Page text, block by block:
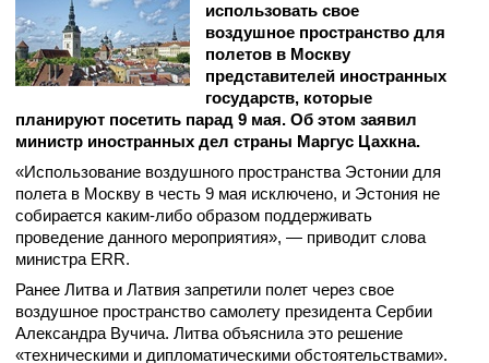
использовать свое
воздушное пространство для
полетов в Москву
представителей иностранных
государств, которые
планируют посетить парад 9 мая. Об этом заявил
министр иностранных дел страны Маргус Цахкна.
«Использование воздушного пространства Эстонии для
полета в Москву в честь 9 мая исключено, и Эстония не
собирается каким-либо образом поддерживать
проведение данного мероприятия», — приводит слова
министра ERR.
Ранее Литва и Латвия запретили полет через свое
воздушное пространство самолету президента Сербии
Александра Вучича. Литва объяснила это решение
«техническими и дипломатическими обстоятельствами».